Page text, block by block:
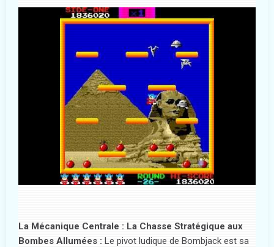
La Mécanique Centrale : La Chasse Stratégique aux
Bombes Allumées : Le pivot ludique de Bombjack est sa